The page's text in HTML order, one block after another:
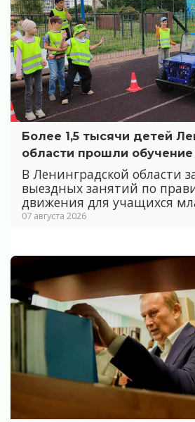
Более 1,5 тысячи детей
области прошли
В Ленинградской области
выездных занятий по
движения для учащихся
07 августа 2026